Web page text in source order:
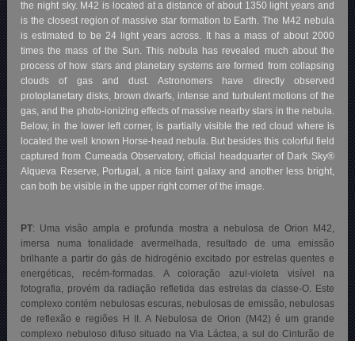
the night sky. M42 is located at a distance of about 1350 light years and
is the closest region of massive star formation to Earth. The M42 nebula
is estimated to be 24 light years across. It has a mass of about 2000
times the mass of the Sun. This nebula has revealed much about the
process of how stars and planetary systems are formed from collapsing
clouds of gas and dust. Astronomers have directly observed
protoplanetary disks, brown dwarfs, intense and turbulent motions of the
gas, and the photo-ionizing effects of massive nearby stars in the nebula.
Below, in the lower left corner, is partially visible the red cloud where is
located the well known Horse-head nebula. But besides this colorful field
captured from Cumeada Observatory, official headquarter of Dark Sky®
Alqueva Reserve, Portugal, a nice faint galaxy and another less bright,
can both be visible in the upper right corner of the image.
PT: Uma visão ampla e profunda mostra a nebulosa de Orion M42,
imersa numa tonalidade avermelhada, resultado de uma emissão
brilhante a partir do gás de hidrogénio excitado por estrelas quentes e
energéticas, recém-formadas. A coloração azul-violeta visível na
fotografia, provém da radiação refletida das estrelas da classe-O. Este
complexo contém nebulosas escuras, nebulosas de emissão, nebulosas
de reflexão e regiões H II. A Nebulosa de Orion (M42) é um grande
complexo nebuloso difuso situado na Via Láctea, a sul do Cinturão de